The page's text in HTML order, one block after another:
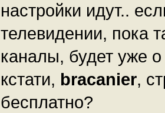
настройки идут..
телевидении, пока
каналы, будет уже
кстати, bracanier,
бесплатно?